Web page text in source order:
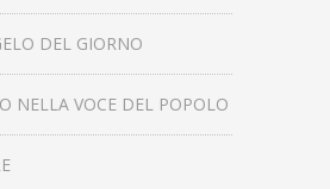
DEL GIORNO
NELLA VOCE DEL POPOLO